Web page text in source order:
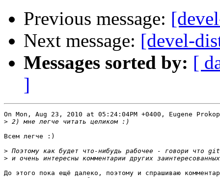
Previous message:
Next message: [devel-
Messages sorted by: [
]
On Mon, Aug 23, 2010 at 05:24:04PM +0400, Eugene
>
Всем легче :)
>
>
До этого пока ещё далеко, поэтому и спрашиваю